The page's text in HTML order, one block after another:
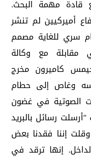
قادة مهمة البحث.‏
أميركيين لم تنشر
سري للغاية مصمم
مقابلة مع وكالة
‏كاميرون مخرج
وغاص إلى ‏حطام
الصوتية في غضون
رسائل بالبريد
إننا فقدنا بعض
إنها ترقد في